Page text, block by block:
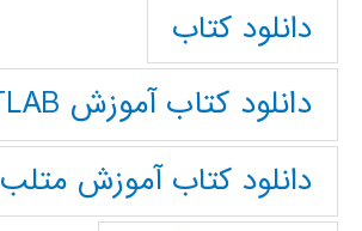
دانلود کتاب
دانلود کتاب آموزش MATLAB
دانلود کتاب آموزش متلب